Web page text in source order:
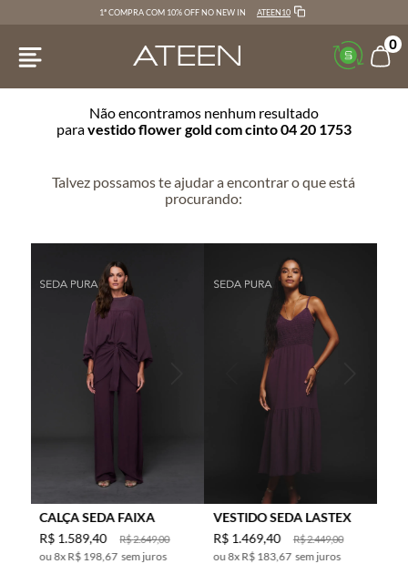
1ª COMPRA COM 10% OFF NO NEW IN ATEEN10
0
Não encontramos nenhum resultado
paravestido flower gold com cinto 04 20 1753
Talvez possamos te ajudar a encontrar o que está
procurando:
CALÇA SEDA FAIXA
R$2.649,00
R$ 1.589,40
8x R$ 198,67 sem juros
VESTIDO SEDA LASTEX
R$2.449,00
R$ 1.469,40
8x R$ 183,67 sem juros